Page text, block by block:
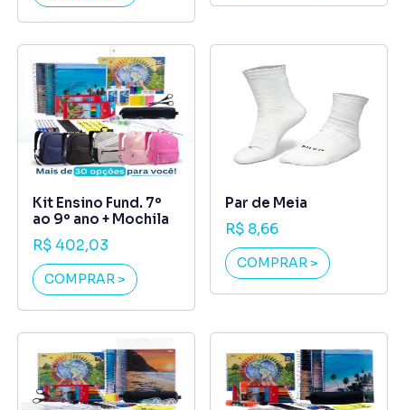
Kit Ensino Fund. 7º
ao 9º ano + Mochila
R$ 402,03
COMPRAR >
Par de Meia
R$ 8,66
COMPRAR >